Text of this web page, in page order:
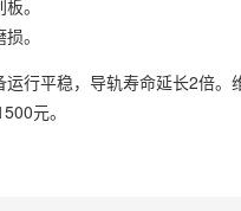
。
。
行平稳，导轨寿命延长2倍
元。